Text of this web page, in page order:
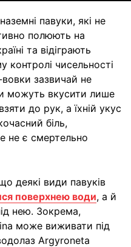
павуки, які не
полюють на
та відіграють
чисельності
зазвичай не
можуть вкусити лише
до рук, а їхній укус
біль,
не є смертельно
деякі види павуків
поверхнею води, а й
нею. Зокрема,
може виживати під
Argyroneta